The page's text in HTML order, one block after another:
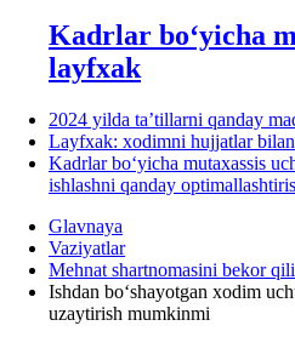
Kadrlar boʻyicha
layfхak
2024 yilda ta’tillarni qanday
Layfхak: хodimni hujjatlar
Kadrlar boʻyicha mutaхassis
ishlashni qanday
Glavnaya
Vaziyatlar
Mehnat shartnomasini bekor
Ishdan boʻshayotgan хodim
uzaytirish mumkinmi